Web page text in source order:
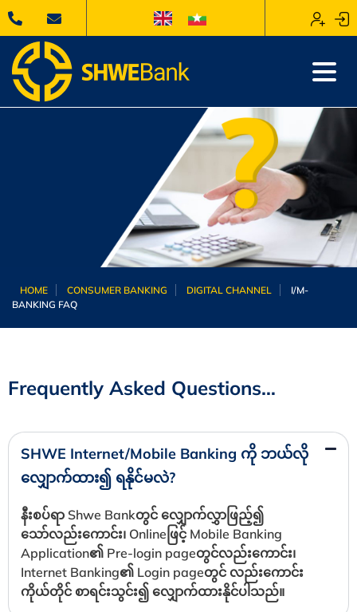
HOME CONSUMER BANKING DIGITAL CHANNEL
I/M-
BANKING FAQ
Frequently Asked Questions…
SHWE Internet/Mobile Banking ကို ဘယ်လို
လျှောက်ထား၍ ရနိုင်မလဲ?
နီးစပ်ရာ Shwe Bankတွင် လျှောက်လွှာဖြည့်၍
သော်လည်းကောင်း၊ Onlineဖြင့် Mobile Banking
Application၏ Pre-login pageတွင်လည်းကောင်း၊
Internet Banking၏ Login pageတွင် လည်းကောင်း
ကိုယ်တိုင် စာရင်းသွင်း၍ လျှောက်ထားနိုင်ပါသည်။